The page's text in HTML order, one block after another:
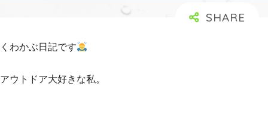
くわかぶ日記です
アウトドア大好きな私。